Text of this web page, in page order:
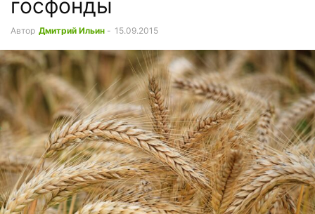
госфонды
Автор Дмитрий Ильин - 15.09.2015